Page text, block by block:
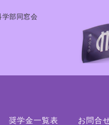
部同窓会
奨学金一覧表 お問合